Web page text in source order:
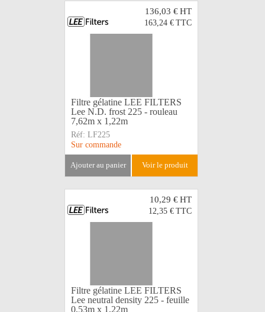
136,03 €HT
163,24 € TTC
Filtre gélatine LEE FILTERS
Lee N.D. frost 225 - rouleau
7,62m x 1,22m
Réf: LF225
Sur commande
ajouter au panier voir le produit
10,29 €HT
12,35 € TTC
Filtre gélatine LEE FILTERS
Lee neutral density 225 - feuille
0,53m x 1,22m